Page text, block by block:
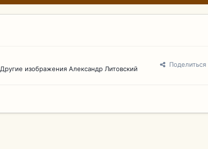
Другие изображения Александр Литовский
Поделиться